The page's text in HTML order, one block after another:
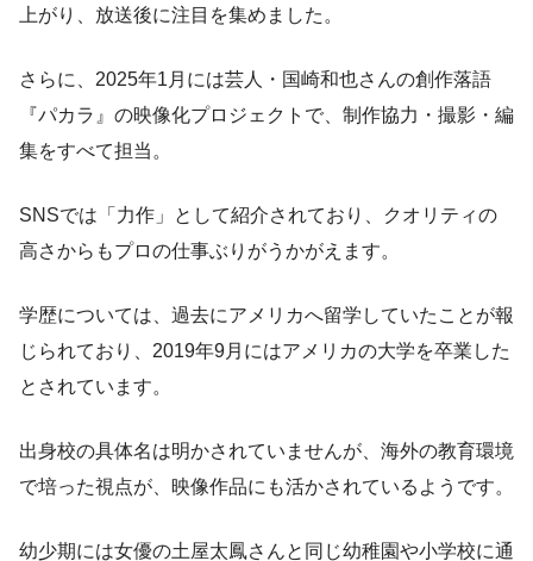
上がり、放送後に注目を集めました。
さらに、2025年1月には芸人・国崎和也さんの創作落語
『パカラ』の映像化プロジェクトで、制作協力・撮影・編
集をすべて担当。
SNSでは「力作」として紹介されており、クオリティの
高さからもプロの仕事ぶりがうかがえます。
学歴については、過去にアメリカへ留学していたことが報
じられており、2019年9月にはアメリカの大学を卒業した
とされています。
出身校の具体名は明かされていませんが、海外の教育環境
で培った視点が、映像作品にも活かされているようです。
幼少期には女優の土屋太鳳さんと同じ幼稚園や小学校に通